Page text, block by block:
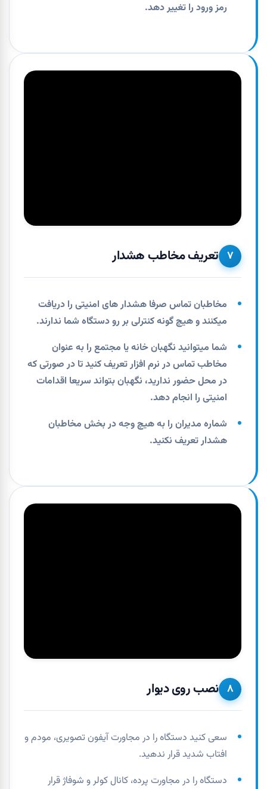
رمز ورود را تغییر دهد.
۷ تعریف مخاطب هشدار
مخاطبان تماس صرفا هشدار های امنیتی را دریافت
میکنند و هیچ گونه کنترلی بر رو دستگاه شما ندارند.
شما میتوانید نگهبان خانه یا مجتمع را به عنوان
مخاطب تماس در نرم افزار تعریف کنید تا در صورتی که
در محل حضور ندارید، نگهبان بتواند سریعا اقدامات
امنیتی را انجام دهد.
شماره مدیران را به هیچ وجه در بخش مخاطبان
هشدار تعریف نکنید.
۸ نصب روی دیوار
سعی کنید دستگاه را در مجاورت آیفون تصویری، مودم و
افتاب شدید قرار ندهید.
دستگاه را در مجاورت پرده، کانال کولر و شوفاژ قرار